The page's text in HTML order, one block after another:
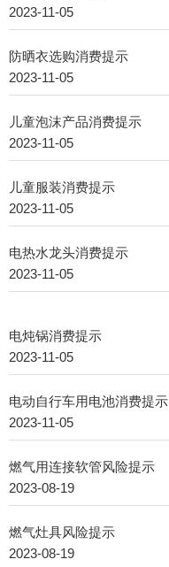
2023-11-05
防晒衣选购消费提示
2023-11-05
儿童泡沫产品消费提示
2023-11-05
儿童服装消费提示
2023-11-05
电热水龙头消费提示
2023-11-05
电炖锅消费提示
2023-11-05
电动自行车用电池消费提示
2023-11-05
燃气用连接软管风险提示
2023-08-19
燃气灶具风险提示
2023-08-19